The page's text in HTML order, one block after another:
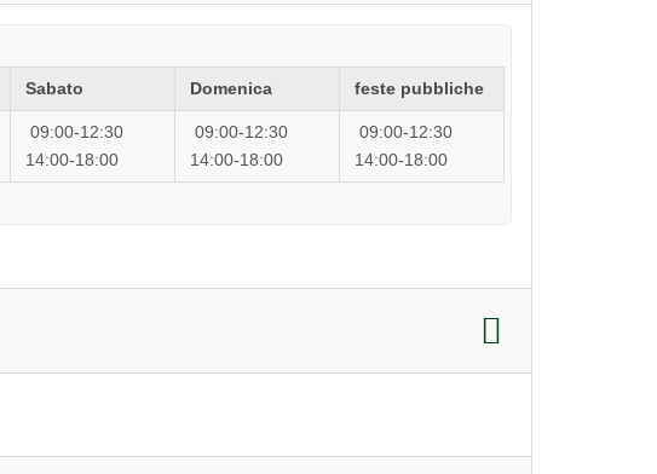
Sabato Domenica feste pubbliche
09:00-12:30
14:00-18:00
09:00-12:30
14:00-18:00
09:00-12:30
14:00-18:00